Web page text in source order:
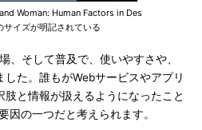
Woman: Human Factors in Des
イズが明記されている
そして普及で、使いやすさや、
た。誰もがWebサービスやアプリ
と情報が扱えるようになったこと
因の一つだと考えられます。